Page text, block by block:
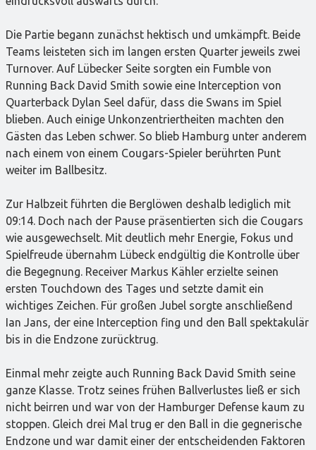
Die Partie begann zunächst hektisch und umkämpft. Beide
Teams leisteten sich im langen ersten Quarter jeweils zwei
Turnover. Auf Lübecker Seite sorgten ein Fumble von
Running Back David Smith sowie eine Interception von
Quarterback Dylan Seel dafür, dass die Swans im Spiel
blieben. Auch einige Unkonzentriertheiten machten den
Gästen das Leben schwer. So blieb Hamburg unter anderem
nach einem von einem Cougars-Spieler berührten Punt
weiter im Ballbesitz.
Zur Halbzeit führten die Berglöwen deshalb lediglich mit
09:14. Doch nach der Pause präsentierten sich die Cougars
wie ausgewechselt. Mit deutlich mehr Energie, Fokus und
Spielfreude übernahm Lübeck endgültig die Kontrolle über
die Begegnung. Receiver Markus Kähler erzielte seinen
ersten Touchdown des Tages und setzte damit ein
wichtiges Zeichen. Für großen Jubel sorgte anschließend
Ian Jans, der eine Interception fing und den Ball spektakulär
bis in die Endzone zurücktrug.
Einmal mehr zeigte auch Running Back David Smith seine
ganze Klasse. Trotz seines frühen Ballverlustes ließ er sich
nicht beirren und war von der Hamburger Defense kaum zu
stoppen. Gleich drei Mal trug er den Ball in die gegnerische
Endzone und war damit einer der entscheidenden Faktoren